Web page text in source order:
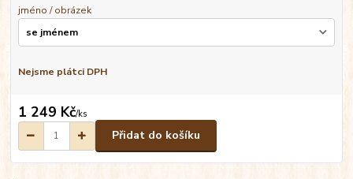
jméno / obrázek
Nejsme plátci DPH
1 249 Kč/ks
Přidat do košíku